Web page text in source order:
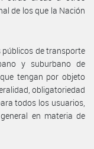
de los que la Nación
públicos de transporte
y suburbano de
tengan por objeto
obligatoriedad
todos los usuarios,
en materia de